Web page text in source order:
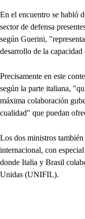
En el encuentro se habló
sector de defensa
según Guerini,
desarrollo de la
Precisamente en este
según la parte italiana,
máxima colaboración
cualidad" que puedan
Los dos ministros
internacional, con
donde Italia y Brasil
Unidas (UNIFIL).